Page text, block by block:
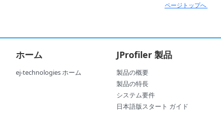
ページトップへ
ホーム
ej-technologies ホーム
JProfiler 製品
製品の概要
製品の特長
システム要件
日本語版スタート ガイド